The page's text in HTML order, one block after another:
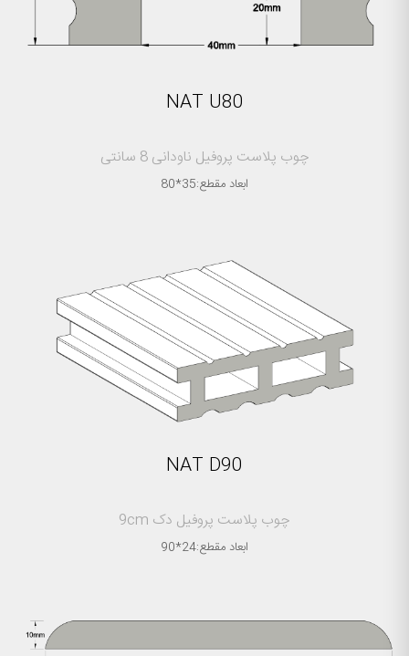
NAT U80
چوب پلاست پروفیل ناودانی 8 سانتی
ابعاد مقطع:35*80
NAT D90
چوب پلاست پروفیل دک 9cm
ابعاد مقطع:24*90